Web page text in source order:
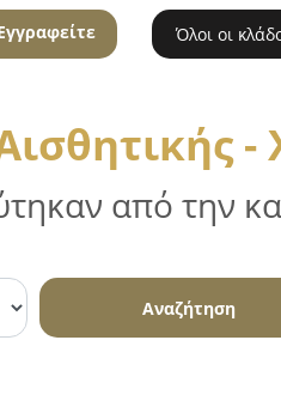
Όλοι οι
από την
Αναζήτηση